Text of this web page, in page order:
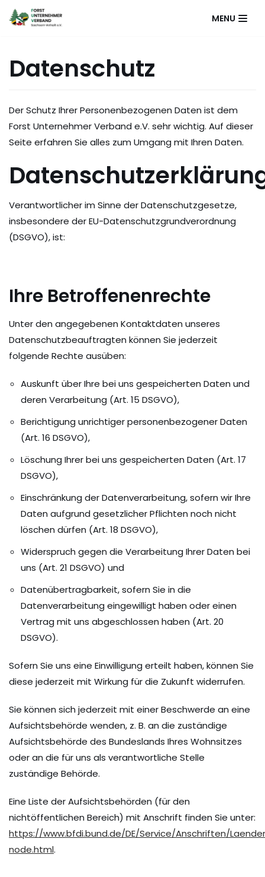
Zum
Inhalt
MENU
Datenschutz
Der Schutz Ihrer Personenbezogenen Daten ist dem
Forst Unternehmer Verband e.V. sehr wichtig. Auf dieser
Seite erfahren Sie alles zum Umgang mit Ihren Daten.
Verantwortlicher im Sinne der Datenschutzgesetze,
insbesondere der EU-Datenschutzgrundverordnung
(DSGVO), ist:
Ihre Betroffenenrechte
Unter den angegebenen Kontaktdaten unseres
Datenschutzbeauftragten können Sie jederzeit
folgende Rechte ausüben:
Auskunft über Ihre bei uns gespeicherten Daten und
deren Verarbeitung (Art. 15 DSGVO),
Berichtigung unrichtiger personenbezogener Daten
(Art. 16 DSGVO),
Löschung Ihrer bei uns gespeicherten Daten (Art. 17
DSGVO),
Einschränkung der Datenverarbeitung, sofern wir Ihre
Daten aufgrund gesetzlicher Pflichten noch nicht
löschen dürfen (Art. 18 DSGVO),
Widerspruch gegen die Verarbeitung Ihrer Daten bei
uns (Art. 21 DSGVO) und
Datenübertragbarkeit, sofern Sie in die
Datenverarbeitung eingewilligt haben oder einen
Vertrag mit uns abgeschlossen haben (Art. 20
DSGVO).
Sofern Sie uns eine Einwilligung erteilt haben, können Sie
diese jederzeit mit Wirkung für die Zukunft widerrufen.
Sie können sich jederzeit mit einer Beschwerde an eine
Aufsichtsbehörde wenden, z. B. an die zuständige
Aufsichtsbehörde des Bundeslands Ihres Wohnsitzes
oder an die für uns als verantwortliche Stelle
zuständige Behörde.
Eine Liste der Aufsichtsbehörden (für den
nichtöffentlichen Bereich) mit Anschrift finden Sie unter:
https://www.bfdi.bund.de/DE/Service/Anschriften/
node.html.